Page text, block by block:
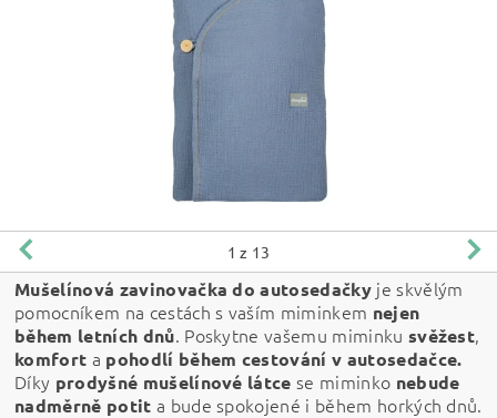
1 z 13
Mušelínová zavinovačka do autosedačkyje skvělým
pomocníkem na cestách s vaším miminkem nejen
během letních dnů. Poskytne vašemu miminku svěžest,
komfort a pohodlí během cestování v autosedačce.
Díky prodyšné mušelínové látce se miminko nebude
nadměrně potit a bude spokojené i během horkých dnů.